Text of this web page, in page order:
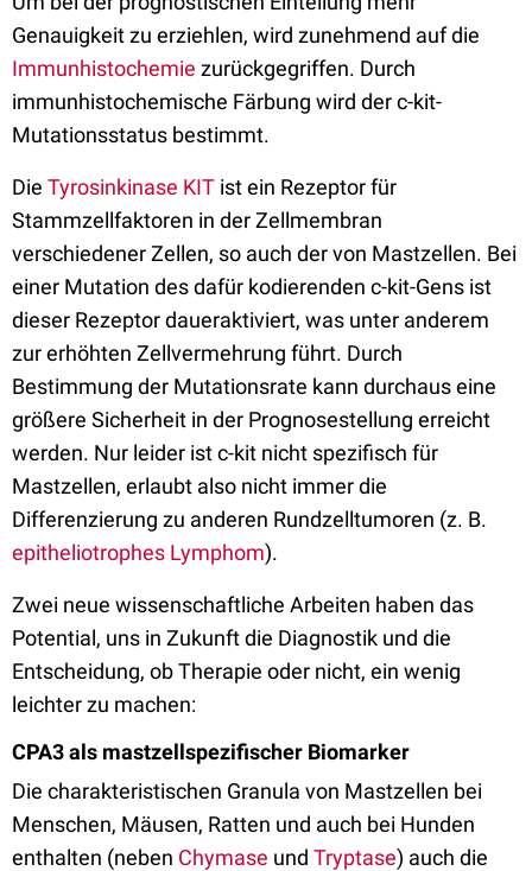
Genauigkeit zu erziehlen, wird zunehmend auf die
Immunhistochemie zurückgegriffen. Durch
immunhistochemische Färbung wird der c-kit-
Mutationsstatus bestimmt.
Die Tyrosinkinase KIT ist ein Rezeptor für
Stammzellfaktoren in der Zellmembran
verschiedener Zellen, so auch der von Mastzellen. Bei
einer Mutation des dafür kodierenden c-kit-Gens ist
dieser Rezeptor daueraktiviert, was unter anderem
zur erhöhten Zellvermehrung führt. Durch
Bestimmung der Mutationsrate kann durchaus eine
größere Sicherheit in der Prognosestellung erreicht
werden. Nur leider ist c-kit nicht spezifisch für
Mastzellen, erlaubt also nicht immer die
Differenzierung zu anderen Rundzelltumoren (z. B.
epitheliotrophes Lymphom).
Zwei neue wissenschaftliche Arbeiten haben das
Potential, uns in Zukunft die Diagnostik und die
Entscheidung, ob Therapie oder nicht, ein wenig
leichter zu machen:
CPA3 als mastzellspezifischer Biomarker
Die charakteristischen Granula von Mastzellen bei
Menschen, Mäusen, Ratten und auch bei Hunden
enthalten (neben Chymase und Tryptase) auch die